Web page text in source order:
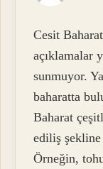
Cesit
açıklamalar
sunmuyor.
baharatta
Baharat
ediliş
Örneğin,